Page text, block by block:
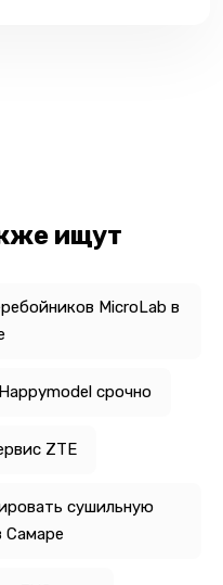
ищут
MicroLab в
срочно
ZTE
сушильную
Самаре